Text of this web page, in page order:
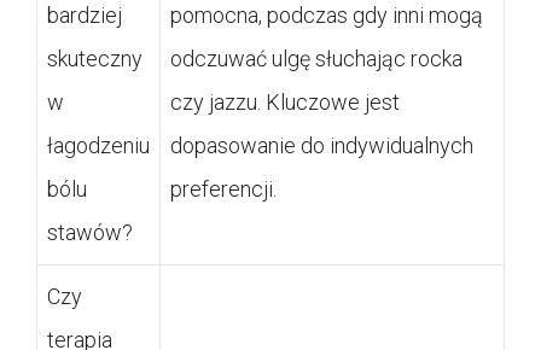
bardziej
skuteczny
w
łagodzeniu
bólu
stawów?
pomocna, podczas gdy inni mogą
odczuwać ulgę słuchając rocka
czy jazzu. Kluczowe jest
dopasowanie do indywidualnych
preferencji.
Czy
terapia